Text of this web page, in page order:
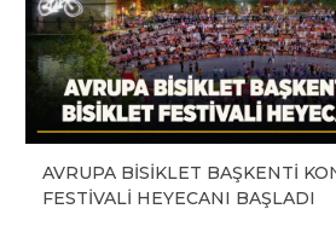
AVRUPA BİSİKLET BAŞKENTİ
FESTİVALİ HEYECANI BAŞLADI